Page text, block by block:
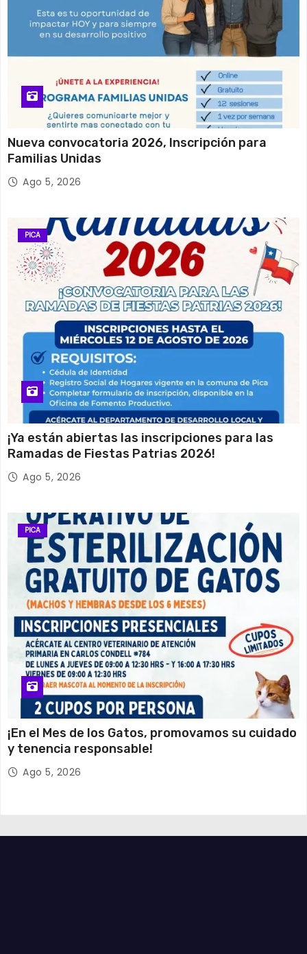
Nueva convocatoria 2026, Inscripción para
Familias Unidas
Ago 5, 2026
PICA
¡Ya están abiertas las inscripciones para las
Ramadas de Fiestas Patrias 2026!
Ago 5, 2026
PICA
¡En el Mes de los Gatos, promovamos su cuidado
y tenencia responsable!
Ago 5, 2026